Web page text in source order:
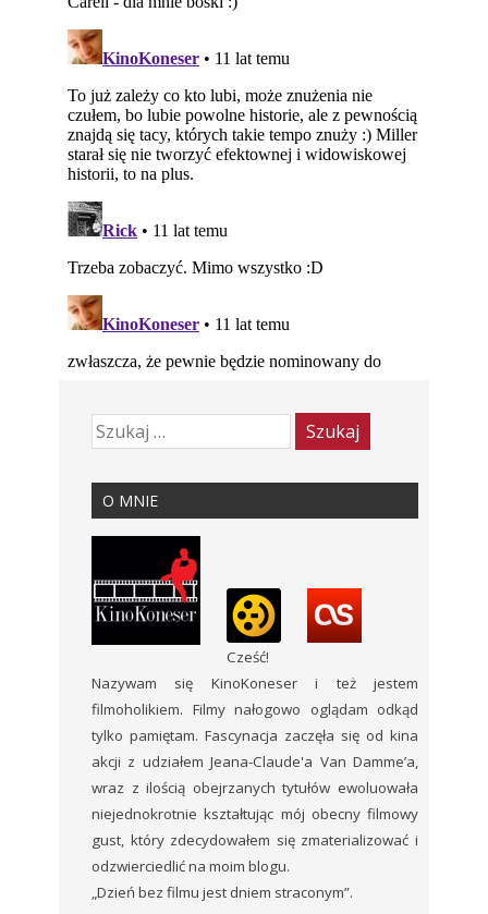
O MNIE
Cześć!
Nazywam się KinoKoneser i też jestem
filmoholikiem. Filmy nałogowo oglądam odkąd
tylko pamiętam. Fascynacja zaczęła się od kina
akcji z udziałem Jeana-Claude'a Van Damme’a,
wraz z ilością obejrzanych tytułów ewoluowała
niejednokrotnie kształtując mój obecny filmowy
gust, który zdecydowałem się zmaterializować i
odzwierciedlić na moim blogu.
„Dzień bez filmu jest dniem straconym”.